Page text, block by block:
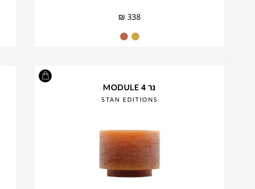
₪ 338
נר MODULE 4
STAN EDITIONS